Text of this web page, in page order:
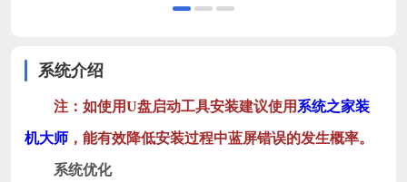
系统介绍
注：如使用U盘启动工具安装建议使用系统之家装
机大师，能有效降低安装过程中蓝屏错误的发生概率。
系统优化